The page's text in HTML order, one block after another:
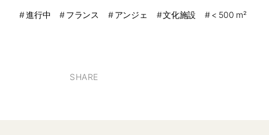
進行中 フランス アンジェ 文化施設 < 500 m²
SHARE